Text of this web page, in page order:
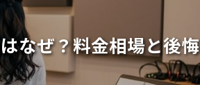
なぜ？料金相場と後悔